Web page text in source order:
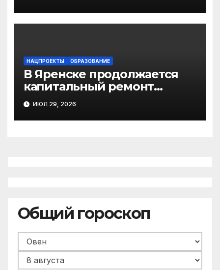
НАЦПРОЕКТЫ ОБРАЗОВАНИЕ
В Яренске продолжается
капитальный ремонт
средней школы
ИЮЛ 29, 2026
Общий гороскоп